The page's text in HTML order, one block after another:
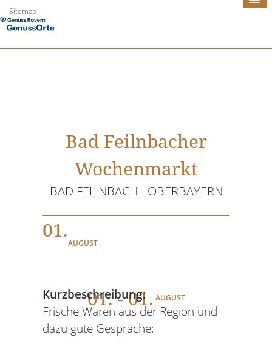
Zum
Inhalt
Sitemap
Bad Feilnbacher
Wochenmarkt
BAD FEILNBACH - OBERBAYERN
01.
AUGUST
01. - 01. AUGUST
Kurzbeschreibung:
Frische Waren aus der Region und
dazu gute Gespräche: